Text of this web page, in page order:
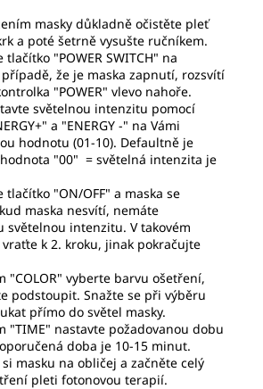
masky důkladně očistěte pleť
a poté šetrně vysušte ručníkem.
tlačítko "POWER SWITCH" na
případě, že je maska zapnutí, rozsvítí
"POWER" vlevo nahoře.
světelnou intenzitu pomocí
a "ENERGY -" na Vámi
hodnotu (01-10). Defaultně je
"00" = světelná intenzita je
tlačítko "ON/OFF" a maska se
maska nesvítí, nemáte
světelnou intenzitu. V takovém
k 2. kroku, jinak pokračujte
"COLOR" vyberte barvu ošetření,
podstoupit. Snažte se při výběru
přímo do světel masky.
"TIME" nastavte požadovanou dobu
doba je 10-15 minut.
masku na obličej a začněte celý
pleti fotonovou terapií.